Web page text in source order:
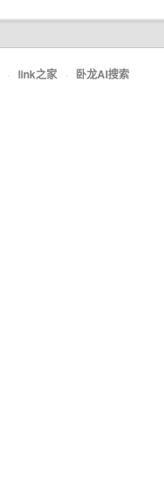
· link之家 · 卧龙AI搜索